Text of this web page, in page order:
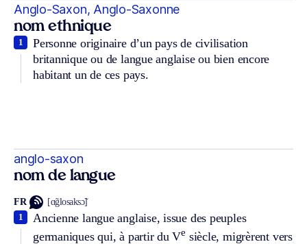
Anglo-Saxon, Anglo-Saxonne
nom ethnique
Personne originaire d’un pays de civilisation
britannique ou de langue anglaise ou bien encore
habitant un de ces pays.
1
anglo-saxon
nom de langue
FR [ɑ̃glosaksɔ̃]
Ancienne langue anglaise, issue des peuples
germaniques qui, à partir du Ve siècle, migrèrent vers
1